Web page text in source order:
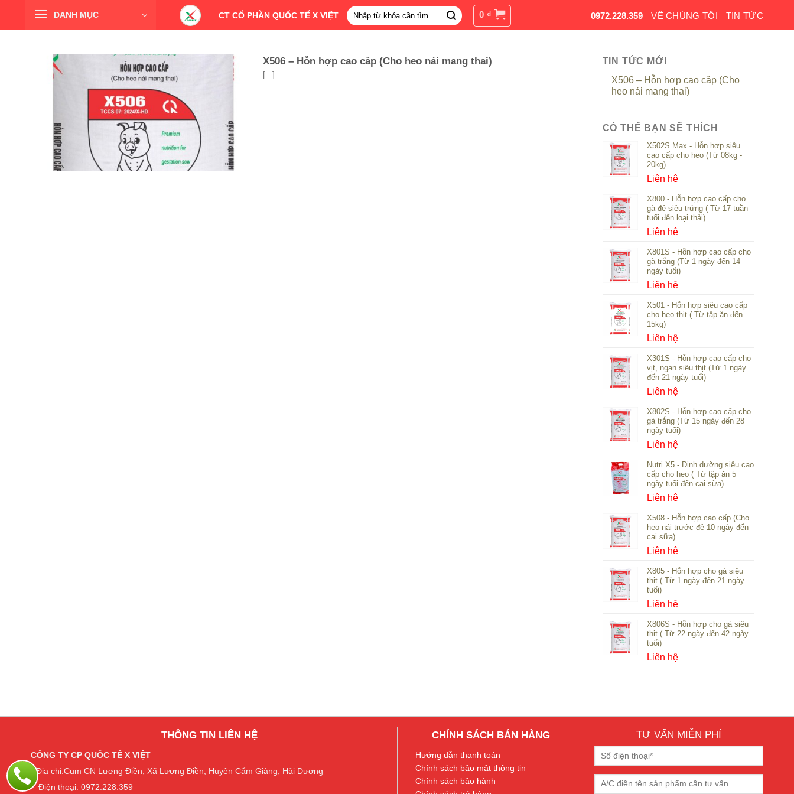
CT CỔ PHẦN QUỐC TẾ X VIỆT
Tìm
kiếm:
0 ₫ 0972.228.359 VỀ CHÚNG TÔI TIN TỨC
DANH MỤC
X506 – Hỗn hợp cao câp (Cho heo nái mang thai)
[...]
TIN TỨC MỚI
X506 – Hỗn hợp cao câp (Cho
heo nái mang thai)
CÓ THỂ BẠN SẼ THÍCH
X502S Max - Hỗn hợp siêu
cao cấp cho heo (Từ 08kg -
20kg)
Liên hệ
X800 - Hỗn hợp cao cấp cho
gà đẻ siêu trứng ( Từ 17 tuần
tuổi đến loại thải)
Liên hệ
X801S - Hỗn hợp cao cấp cho
gà trắng (Từ 1 ngày đến 14
ngày tuổi)
Liên hệ
X501 - Hỗn hợp siêu cao cấp
cho heo thịt ( Từ tập ăn đến
15kg)
Liên hệ
X301S - Hỗn hợp cao cấp cho
vịt, ngan siêu thịt (Từ 1 ngày
đến 21 ngày tuổi)
Liên hệ
X802S - Hỗn hợp cao cấp cho
gà trắng (Từ 15 ngày đến 28
ngày tuổi)
Liên hệ
Nutri X5 - Dinh dưỡng siêu cao
cấp cho heo ( Từ tập ăn 5
ngày tuổi đến cai sữa)
Liên hệ
X508 - Hỗn hợp cao cấp (Cho
heo nái trước đẻ 10 ngày đến
cai sữa)
Liên hệ
X805 - Hỗn hợp cho gà siêu
thịt ( Từ 1 ngày đến 21 ngày
tuổi)
Liên hệ
X806S - Hỗn hợp cho gà siêu
thịt ( Từ 22 ngày đến 42 ngày
tuổi)
Liên hệ
THÔNG TIN LIÊN HỆ
CÔNG TY CP QUỐC TẾ X VIỆT
- Địa chỉ:Cụm CN Lương Điền, Xã Lương Điền, Huyện Cẩm Giàng, Hải Dương
- Điện thoại: 0972.228.359
CHÍNH SÁCH BÁN HÀNG
Hướng dẫn thanh toán
Chính sách bảo mật thông tin
Chính sách bảo hành
TƯ VẤN MIỄN PHÍ